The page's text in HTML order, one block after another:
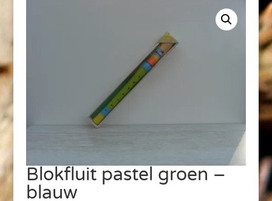
Blokfluit pastel groen –
blauw